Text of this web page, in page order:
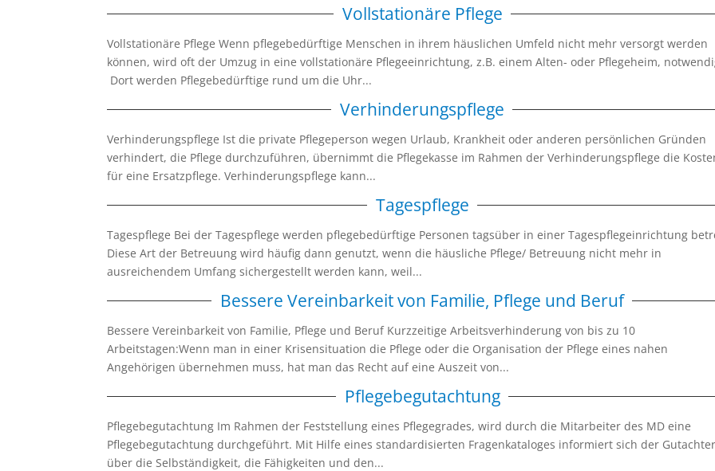
Vollstationäre Pflege
Vollstationäre Pflege Wenn pflegebedürftige Menschen in ihrem häuslichen Umfeld nicht mehr versorgt werden
können, wird oft der Umzug in eine vollstationäre Pflegeeinrichtung, z.B. einem Alten- oder Pflegeheim,
Dort werden Pflegebedürftige rund um die Uhr...
Verhinderungspflege
Verhinderungspflege Ist die private Pflegeperson wegen Urlaub, Krankheit oder anderen persönlichen Gründen
verhindert, die Pflege durchzuführen, übernimmt die Pflegekasse im Rahmen der Verhinderungspflege die
für eine Ersatzpflege. Verhinderungspflege kann...
Tagespflege
Tagespflege Bei der Tagespflege werden pflegebedürftige Personen tagsüber in einer Tagespflegeinrichtung
Diese Art der Betreuung wird häufig dann genutzt, wenn die häusliche Pflege/ Betreuung nicht mehr in
ausreichendem Umfang sichergestellt werden kann, weil...
Bessere Vereinbarkeit von Familie, Pflege und Beruf
Bessere Vereinbarkeit von Familie, Pflege und Beruf Kurzzeitige Arbeitsverhinderung von bis zu 10
Arbeitstagen:Wenn man in einer Krisensituation die Pflege oder die Organisation der Pflege eines nahen
Angehörigen übernehmen muss, hat man das Recht auf eine Auszeit von...
Pflegebegutachtung
Pflegebegutachtung Im Rahmen der Feststellung eines Pflegegrades, wird durch die Mitarbeiter des MD eine
Pflegebegutachtung durchgeführt. Mit Hilfe eines standardisierten Fragenkataloges informiert sich der Gutachter
über die Selbständigkeit, die Fähigkeiten und den...